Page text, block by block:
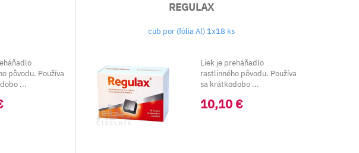
pôvodu. Používa
...
REGULAX
cub por (fólia Al) 1x18 ks
Liek je preháňadlo
rastlinného pôvodu. Používa
sa krátkodobo ...
10,10 €